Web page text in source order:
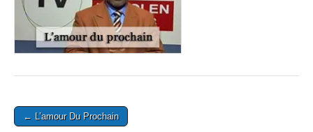
Post
navigation
← L’amour Du Prochain